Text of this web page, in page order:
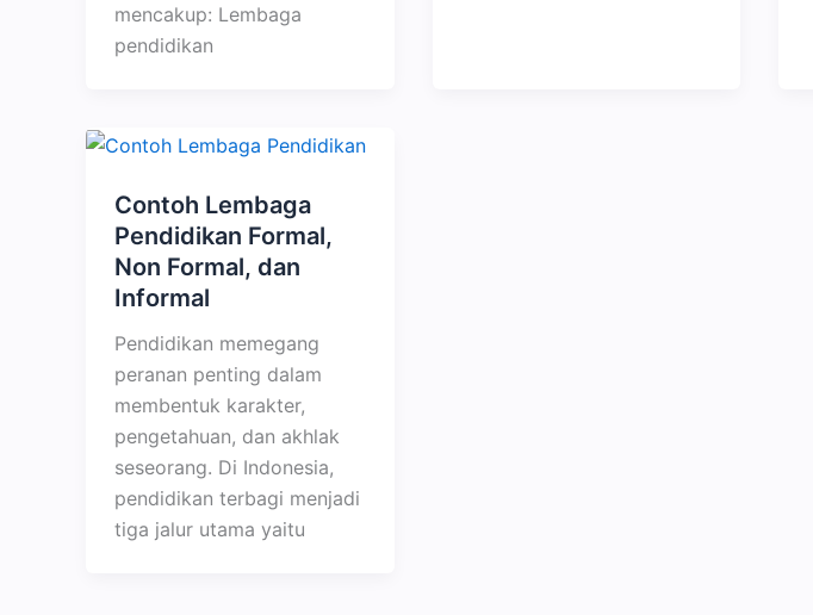
mencakup: Lembaga
pendidikan
Contoh Lembaga
Pendidikan Formal,
Non Formal, dan
Informal
Pendidikan memegang
peranan penting dalam
membentuk karakter,
pengetahuan, dan akhlak
seseorang. Di Indonesia,
pendidikan terbagi menjadi
tiga jalur utama yaitu